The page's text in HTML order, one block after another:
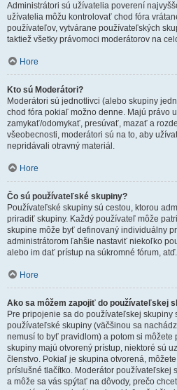
Administrátori sú užívatelia poverení
užívatelia môžu kontrolovať chod fóra
používateľov, vytvárane používateľských
taktiež všetky právomoci moderátorov na
Hore
Kto sú Moderátori?
Moderátori sú jednotlivci (alebo skupiny
chod fóra pokiaľ možno denne. Majú právo
zamykať/odomykať, presúvať, mazať a
všeobecnosti, moderátori sú na to, aby
nepridávali otravný materiál.
Hore
Čo sú používateľské skupiny?
Používateľské skupiny sú cestou, ktorou
priradiť skupiny. Každý používateľ môže
skupine môže byť definovaný individuálny
administrátorom ľahšie nastaviť niekoľko
alebo im dať prístup na súkromné fórum, atď.
Hore
Ako sa môžem zapojiť do používateľskej
Pre pripojenie sa do používateľskej skupiny
používateľské skupiny (väčšinou sa
nemusí to byť pravidlom) a potom si môžete
skupiny majú otvorený prístup, niektoré sú
členstvo. Pokiaľ je skupina otvorená,
príslušné tlačítko. Moderátor používateľskej
a môže sa vás spýtať na dôvody, prečo